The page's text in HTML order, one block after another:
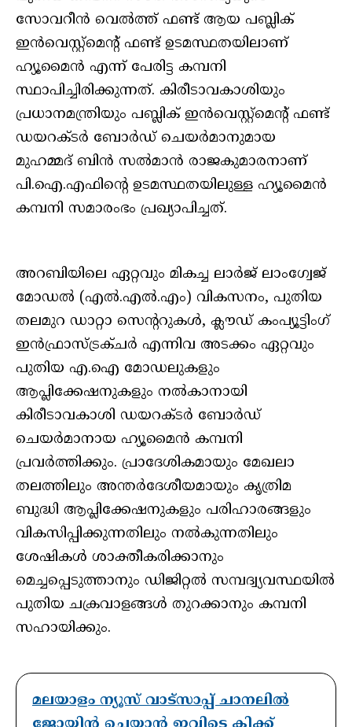
സോവറീന്‍ വെല്‍ത്ത് ഫണ്ട് ആയ പബ്ലിക്
ഇന്‍വെസ്റ്റ്‌മെന്റ് ഫണ്ട് ഉടമസ്ഥതയിലാണ്
ഹ്യൂമൈന്‍ എന്ന് പേരിട്ട കമ്പനി
സ്ഥാപിച്ചിരിക്കുന്നത്. കിരീടാവകാശിയും
പ്രധാനമന്ത്രിയും പബ്ലിക് ഇന്‍വെസ്റ്റ്മെന്റ് ഫണ്ട്
ഡയറക്ടര്‍ ബോര്‍ഡ് ചെയര്‍മാനുമായ
മുഹമ്മദ് ബിന്‍ സല്‍മാന്‍ രാജകുമാരനാണ്
പി.ഐ.എഫിന്റെ ഉടമസ്ഥതയിലുള്ള ഹ്യൂമൈന്‍
കമ്പനി സമാരംഭം പ്രഖ്യാപിച്ചത്.
അറബിയിലെ ഏറ്റവും മികച്ച ലാര്‍ജ് ലാംഗ്വേജ്
മോഡല്‍ (എല്‍.എല്‍.എം) വികസനം, പുതിയ
തലമുറ ഡാറ്റാ സെന്ററുകള്‍, ക്ലൗഡ് കംപ്യൂട്ടിംഗ്
ഇന്‍ഫ്രാസ്ട്രക്ചര്‍ എന്നിവ അടക്കം ഏറ്റവും
പുതിയ എ.ഐ മോഡലുകളും
ആപ്ലിക്കേഷനുകളും നല്‍കാനായി
കിരീടാവകാശി ഡയറക്ടര്‍ ബോര്‍ഡ്
ചെയര്‍മാനായ ഹ്യൂമൈന്‍ കമ്പനി
പ്രവര്‍ത്തിക്കും. പ്രാദേശികമായും മേഖലാ
തലത്തിലും അന്തര്‍ദേശീയമായും കൃത്രിമ
ബുദ്ധി ആപ്ലിക്കേഷനുകളും പരിഹാരങ്ങളും
വികസിപ്പിക്കുന്നതിലും നല്‍കുന്നതിലും
ശേഷികള്‍ ശാക്തീകരിക്കാനും
മെച്ചപ്പെടുത്താനും ഡിജിറ്റല്‍ സമ്പദ്വ്യവസ്ഥയില്‍
പുതിയ ചക്രവാളങ്ങള്‍ തുറക്കാനും കമ്പനി
സഹായിക്കും.
മലയാളം ന്യൂസ് വാട്സാപ്പ് ചാനലിൽ